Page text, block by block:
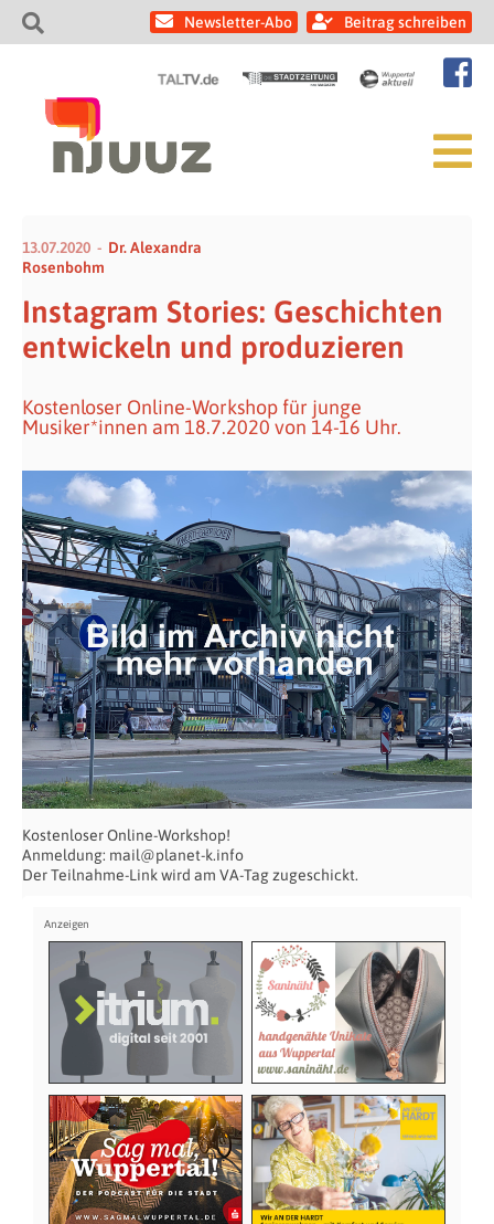
Newsletter-Abo Beitrag schreiben
13.07.2020
Dr. Alexandra
Rosenbohm
Instagram Stories: Geschichten
entwickeln und produzieren
Kostenloser Online-Workshop für junge
Musiker*innen am 18.7.2020 von 14-16 Uhr.
Kostenloser Online-Workshop!
Anmeldung: mail@planet-k.info
Der Teilnahme-Link wird am VA-Tag zugeschickt.